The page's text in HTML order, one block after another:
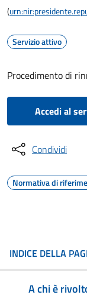
(
Servizio attivo
Procedimento di
Accedi al
Condividi
Normativa di
INDICE DELLA
A chi è